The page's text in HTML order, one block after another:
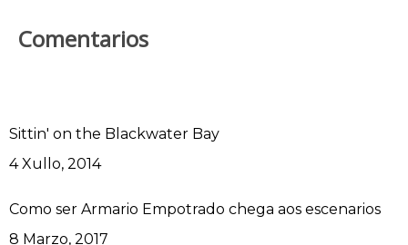
Comentarios
Sittin' on the Blackwater Bay
Data
4 Xullo, 2014
Como ser Armario Empotrado chega aos escenarios
Data
8 Marzo, 2017